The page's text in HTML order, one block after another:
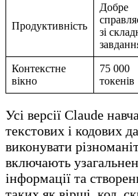
Продуктивність
Добре
зі
Контекстне
вікно
75 000
токенів
Усі версії Claude
текстових і кодових
виконувати
включають
інформації та